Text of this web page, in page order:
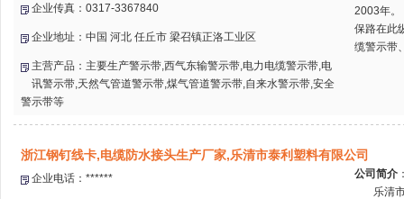
企业传真：0317-3367840
企业地址：中国 河北 任丘市 梁召镇正洛工业区
主营产品：主要生产警示带,西气东输警示带,电力电缆警示带,电
讯警示带,天然气管道警示带,煤气管道警示带,自来水警示带,安全
警示带等
2003年。
保路在此
缆警示带
浙江钢钉线卡,电缆防水接头生产厂家,乐清市泰利塑料有限公司
企业电话：****** 公司简介
乐清市